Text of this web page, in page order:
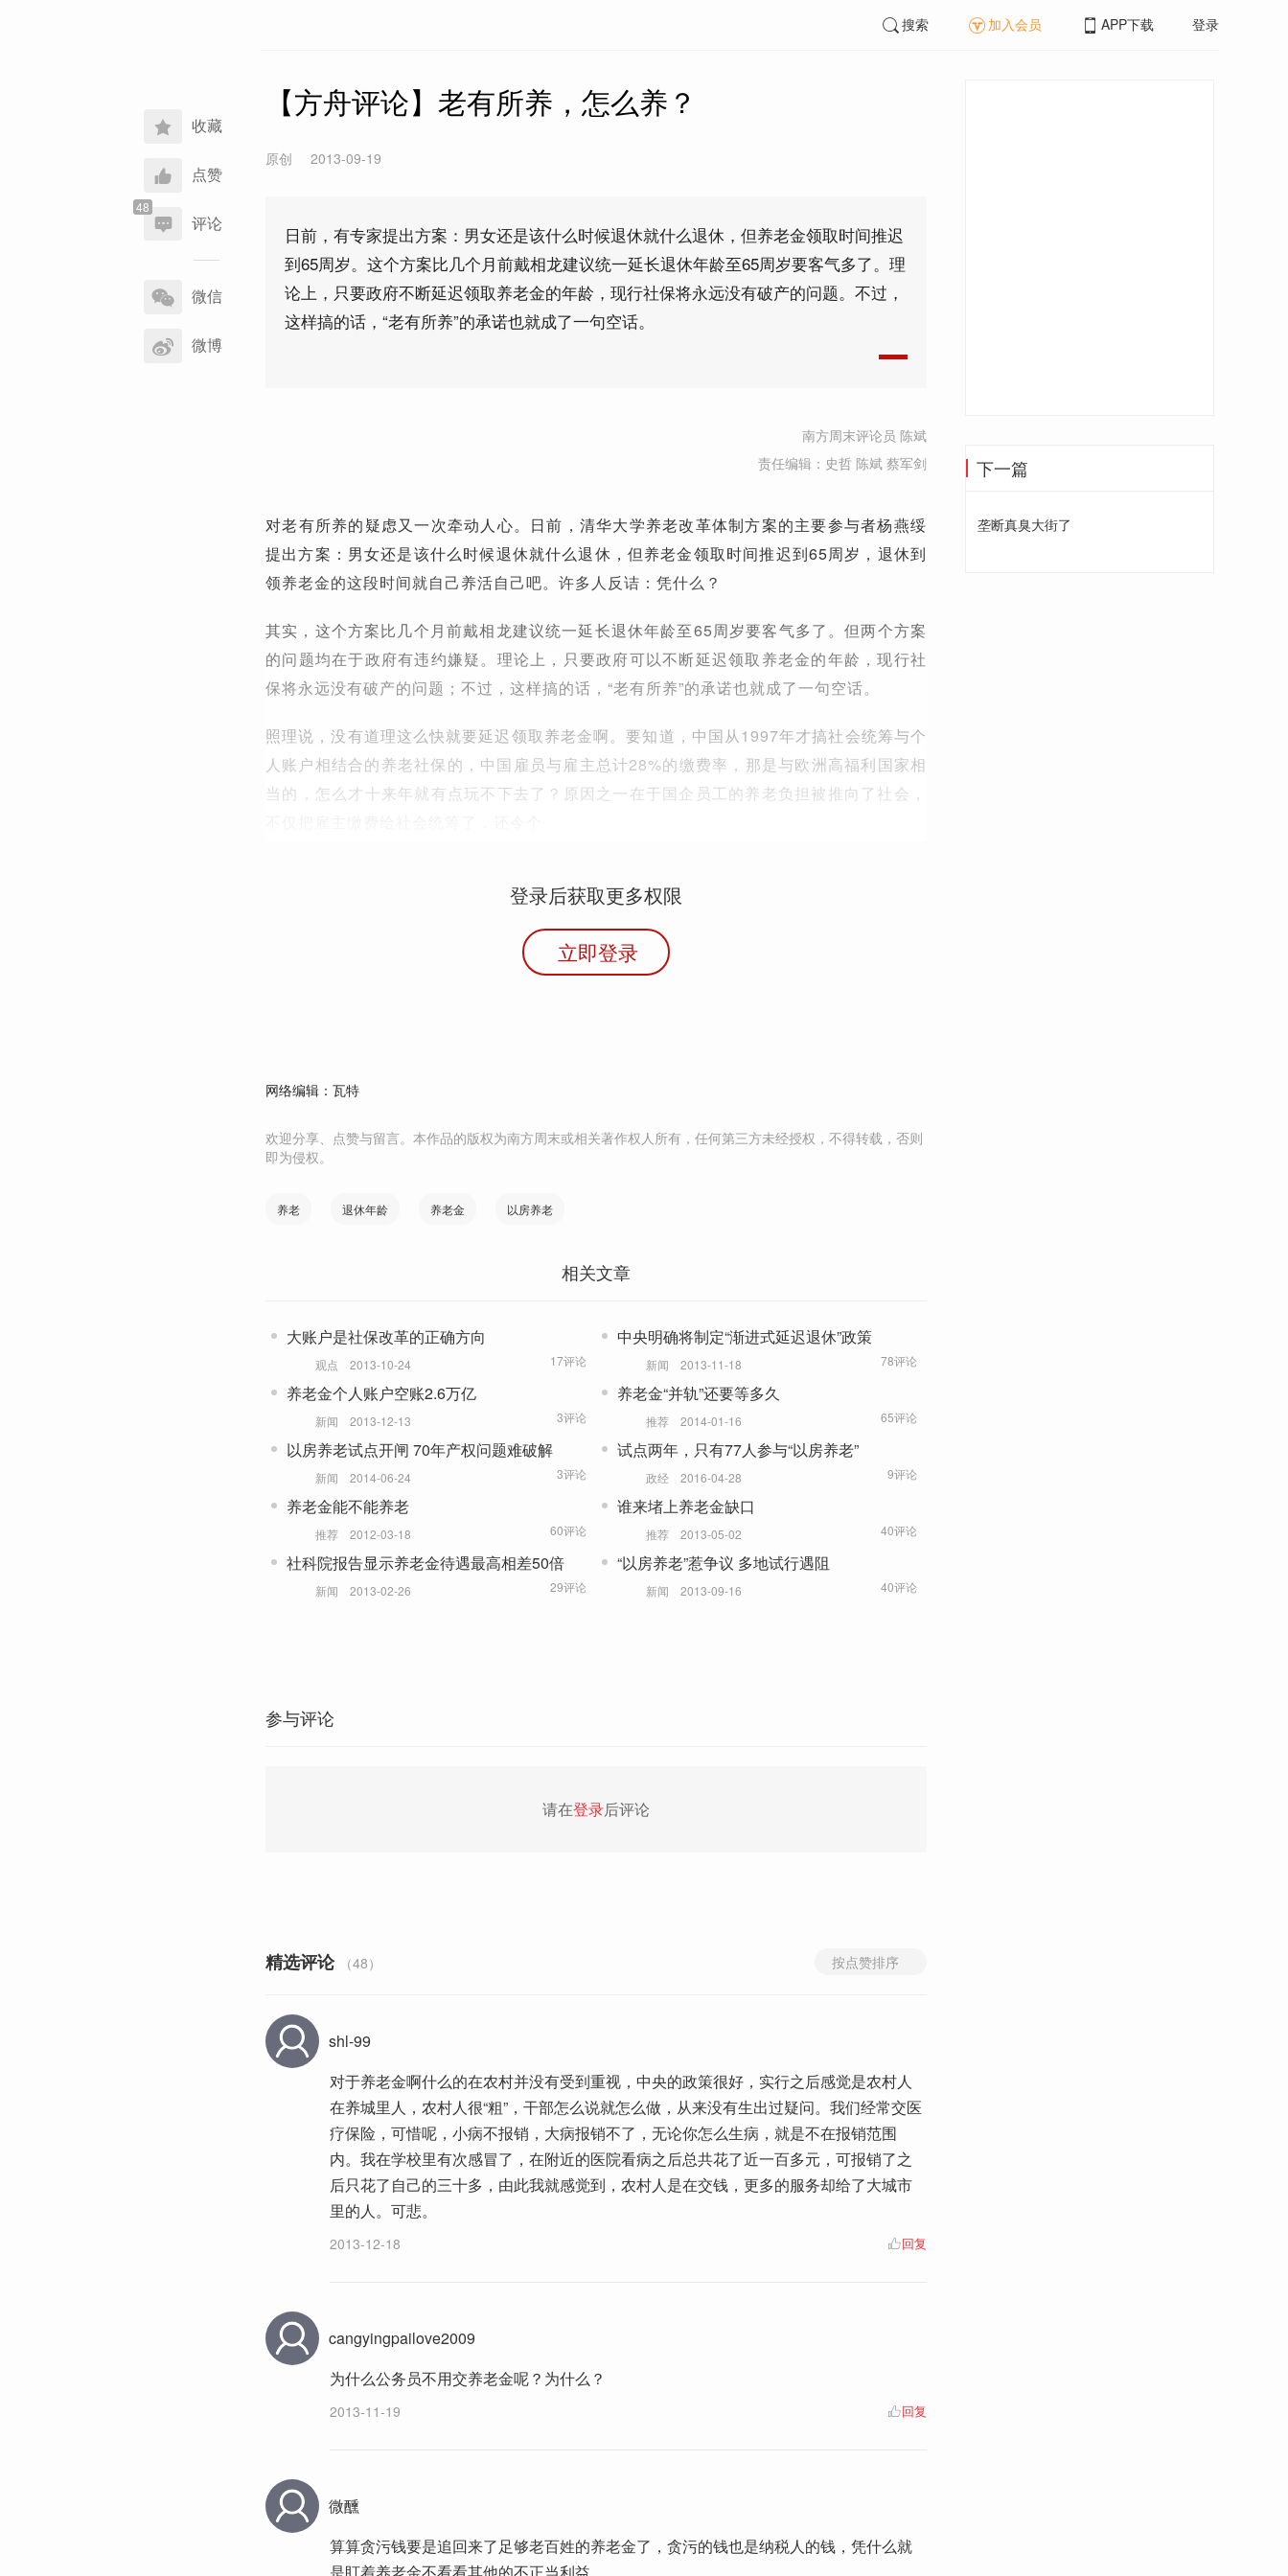
收藏
点赞
评论
享
到
微信
微博
搜索 加入会员 APP下载 登录
【方舟评论】老有所养，怎么养？
原创 2013-09-19
日前，有专家提出方案：男女还是该什么时候退休就什么退休，但养老金领取时间推迟
到65周岁。这个方案比几个月前戴相龙建议统一延长退休年龄至65周岁要客气多了。理
论上，只要政府不断延迟领取养老金的年龄，现行社保将永远没有破产的问题。不过，
这样搞的话，“老有所养”的承诺也就成了一句空话。
南方周末评论员 陈斌
责任编辑：史哲 陈斌 蔡军剑
对老有所养的疑虑又一次牵动人心。日前，清华大学养老改革体制方案的主要参与者杨燕绥
提出方案：男女还是该什么时候退休就什么退休，但养老金领取时间推迟到65周岁，退休到
领养老金的这段时间就自己养活自己吧。许多人反诘：凭什么？
其实，这个方案比几个月前戴相龙建议统一延长退休年龄至65周岁要客气多了。但两个方案
的问题均在于政府有违约嫌疑。理论上，只要政府可以不断延迟领取养老金的年龄，现行社
保将永远没有破产的问题；不过，这样搞的话，“老有所养”的承诺也就成了一句空话。
照理说，没有道理这么快就要延迟领取养老金啊。要知道，中国从1997年才搞社会统筹与个
人账户相结合的养老社保的，中国雇员与雇主总计28%的缴费率，那是与欧洲高福利国家相
当的，怎么才十来年就有点玩不下去了？原因之一在于国企员工的养老负担被推向了社会，
登录后获取更多权限
立即登录
网络编辑：瓦特
欢迎分享、点赞与留言。本作品的版权为南方周末或相关著作权人所有，任何第三方未经授权，不得转载，否则
即为侵权。
养老 退休年龄 养老金 以房养老
相关文章
大账户是社保改革的正确方向
观点 2013-10-24 17评论
中央明确将制定“渐进式延迟退休”政策
新闻 2013-11-18 78评论
养老金个人账户空账2.6万亿
新闻 2013-12-13 3评论
养老金“并轨”还要等多久
推荐 2014-01-16 65评论
以房养老试点开闸 70年产权问题难破解
新闻 2014-06-24 3评论
试点两年，只有77人参与“以房养老”
政经 2016-04-28 9评论
养老金能不能养老
推荐 2012-03-18 60评论
谁来堵上养老金缺口
推荐 2013-05-02 40评论
社科院报告显示养老金待遇最高相差50倍
新闻 2013-02-26 29评论
“以房养老”惹争议 多地试行遇阻
新闻 2013-09-16 40评论
参与评论
请在登录后评论
精选评论 （48） 按点赞排序
shl-99
对于养老金啊什么的在农村并没有受到重视，中央的政策很好，实行之后感觉是农村人
在养城里人，农村人很“粗”，干部怎么说就怎么做，从来没有生出过疑问。我们经常交医
疗保险，可惜呢，小病不报销，大病报销不了，无论你怎么生病，就是不在报销范围
内。我在学校里有次感冒了，在附近的医院看病之后总共花了近一百多元，可报销了之
后只花了自己的三十多，由此我就感觉到，农村人是在交钱，更多的服务却给了大城市
里的人。可悲。
2013-12-18 回复
cangyingpailove2009
为什么公务员不用交养老金呢？为什么？
2013-11-19 回复
微醺
算算贪污钱要是追回来了足够老百姓的养老金了，贪污的钱也是纳税人的钱，凭什么就
下一篇
垄断真臭大街了